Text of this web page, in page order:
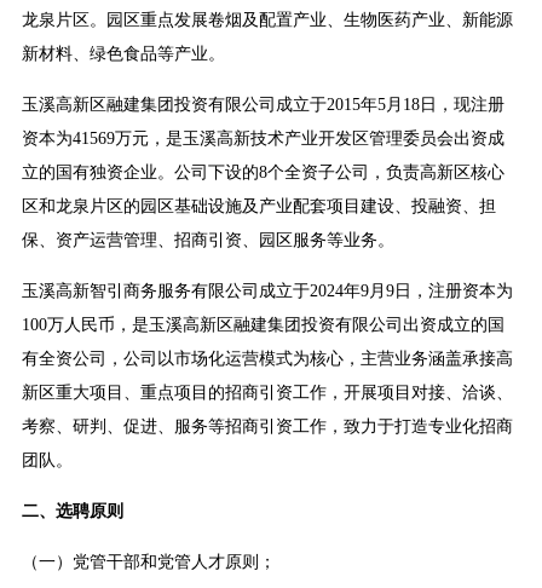
龙泉片区。园区重点发展卷烟及配置产业、生物医药产业、新能源
新材料、绿色食品等产业。
玉溪高新区融建集团投资有限公司成立于2015年5月18日，现注册
资本为41569万元，是玉溪高新技术产业开发区管理委员会出资成
立的国有独资企业。公司下设的8个全资子公司，负责高新区核心
区和龙泉片区的园区基础设施及产业配套项目建设、投融资、担
保、资产运营管理、招商引资、园区服务等业务。
玉溪高新智引商务服务有限公司成立于2024年9月9日，注册资本为
100万人民币，是玉溪高新区融建集团投资有限公司出资成立的国
有全资公司，公司以市场化运营模式为核心，主营业务涵盖承接高
新区重大项目、重点项目的招商引资工作，开展项目对接、洽谈、
考察、研判、促进、服务等招商引资工作，致力于打造专业化招商
团队。
二、选聘原则
（一）党管干部和党管人才原则；